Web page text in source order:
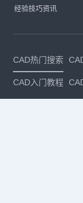
经验技巧资讯
CAD热门搜索
CAD入门教程